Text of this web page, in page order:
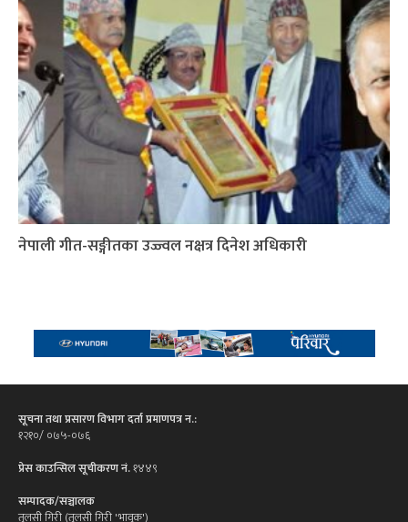
नेपाली गीत-सङ्गीतका उज्ज्वल नक्षत्र दिनेश अधिकारी
सूचना तथा प्रसारण विभाग दर्ता प्रमाणपत्र न.:
१२१०/ ०७५-०७६
प्रेस काउन्सिल सूचीकरण नं.१४४९
सम्पादक/सञ्चालक
तुलसी गिरी (तुलसी गिरी 'भावुक')